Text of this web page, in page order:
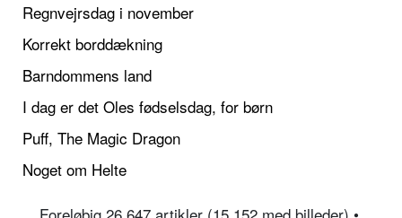
Regnvejrsdag i november
Korrekt borddækning
Barndommens land
I dag er det Oles fødselsdag, for børn
Puff, The Magic Dragon
Noget om Helte